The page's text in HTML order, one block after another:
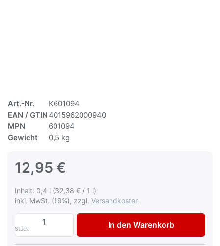
Art.-Nr.
K601094
EAN / GTIN 4015962000940
MPN
601094
Gewicht
0,5 kg
12,95 €
Inhalt: 0,4 l (32,38 € / 1 l)
inkl. MwSt. (19%), zzgl. Versandkosten
Stück
Multona Autolack für Steyer Grau Ral
In den Warenkorb